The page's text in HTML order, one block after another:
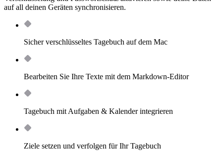
auf all deinen Geräten synchronisieren.
Sicher verschlüsseltes Tagebuch auf dem Mac
Bearbeiten Sie Ihre Texte mit dem Markdown-Editor
Tagebuch mit Aufgaben & Kalender integrieren
Ziele setzen und verfolgen für Ihr Tagebuch